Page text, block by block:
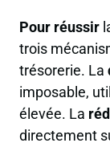
Pour réussir
trois
trésorerie. La
imposable,
élevée. La
directement